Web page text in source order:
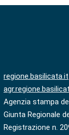
regione.basilicata.it
Agenzia stampa
Giunta Regionale
Registrazione n.